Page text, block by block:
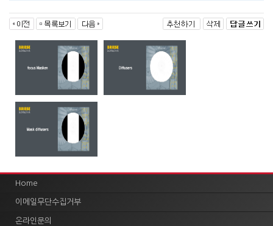
Home
이메일무단수집거부
온라인문의